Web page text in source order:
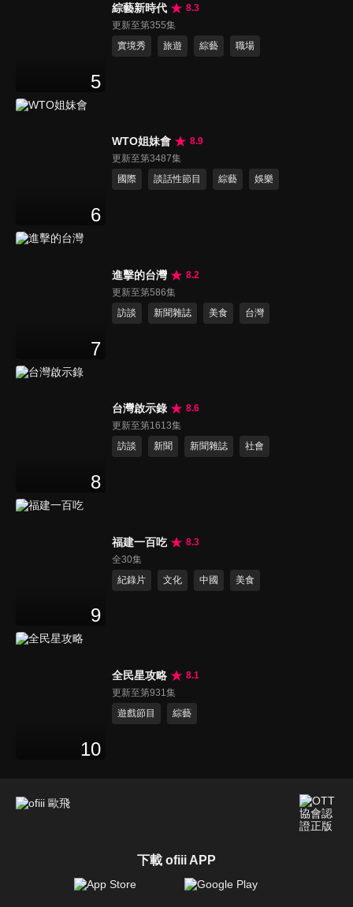
5
綜藝新時代
8.3
更新至第355集
實境秀
旅遊 綜藝 職場
6
WTO姐妹會
8.9
更新至第3487集
國際
談話性節目 綜藝 娛樂
7
進擊的台灣
8.2
更新至第586集
訪談
新聞雜誌 美食 台灣
8
台灣啟示錄
8.6
更新至第1613集
訪談
新聞 新聞雜誌 社會
9
福建一百吃
8.3
全30集
紀錄片
文化 中國 美食
10
全民星攻略
8.1
更新至第931集
遊戲節目
綜藝
下載 ofiii APP